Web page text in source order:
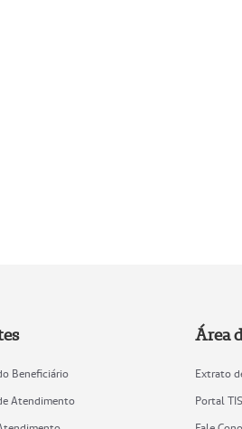
Beneficiário
Atendimento
Área
Extrato
Portal